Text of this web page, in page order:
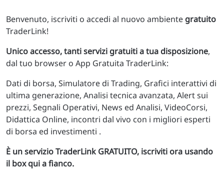
Benvenuto, iscriviti o accedi al nuovo ambiente gratuito
TraderLink!
Unico accesso, tanti servizi gratuiti a tua disposizione,
dal tuo browser o App Gratuita TraderLink:
Dati di borsa, Simulatore di Trading, Grafici interattivi di
ultima generazione, Analisi tecnica avanzata, Alert sui
prezzi, Segnali Operativi, News ed Analisi, VideoCorsi,
Didattica Online, incontri dal vivo con i migliori esperti
di borsa ed investimenti .
È un servizio TraderLink GRATUITO, iscriviti ora usando
il box qui a fianco.